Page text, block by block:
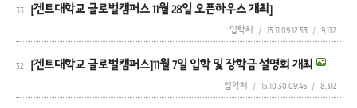
33 [겐트대학교 글로벌캠퍼스 11월 28일 오픈하우스 개최]
입학처 / 15.11.09 12:53 / 9,132
32 [겐트대학교 글로벌캠퍼스]11월 7일 입학 및 장학금 설명회 개최
입학처 / 15.10.30 09:46 / 8,312